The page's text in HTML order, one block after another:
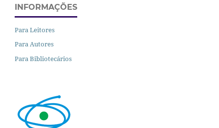
INFORMAÇÕES
Para Leitores
Para Autores
Para Bibliotecários